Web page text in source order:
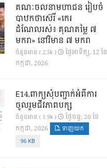
គណៈចលនាមហាជន រៀបចំ
បាឋកថាស៊េរី «កេរ
ដំណែលរស់៖ គុណតម្លៃ ៧
មករា» នៅវិមាន ៧ មករា
ចំនួនអាន ( 2.5k )
ថ្ងៃ​អាទិត្យ, 12 ខែ​
កក្កដា, 2026
E14.ពាក្យសុំបញ្ជាក់អំពីការ
ចូលរួមជីវភាពបក្ស
ចំនួនអាន ( 1.9k )
ថ្ងៃ​ចន្ទ, 20 ខែ​
កក្កដា, 2026
ទាញយក
96 KB